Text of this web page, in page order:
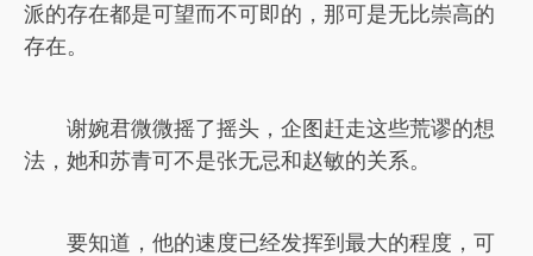
派的存在都是可望而不可即的，那可是无比崇高的
存在。
谢婉君微微摇了摇头，企图赶走这些荒谬的想
法，她和苏青可不是张无忌和赵敏的关系。
要知道，他的速度已经发挥到最大的程度，可